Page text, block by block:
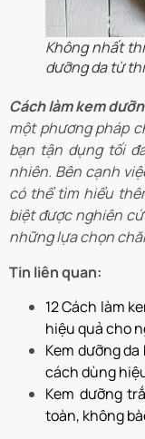
Không nhất
dưỡng da từ
Cách làm kem
một phương pháp
bạn tận dụng tối
nhiên. Bên cạnh
có thể tìm hiểu
biệt được nghiên
những lựa chọn
Tin liên quan:
12 Cách làm
hiệu quả cho
Kem dưỡng
cách dùng
Kem dưỡng
toàn, không